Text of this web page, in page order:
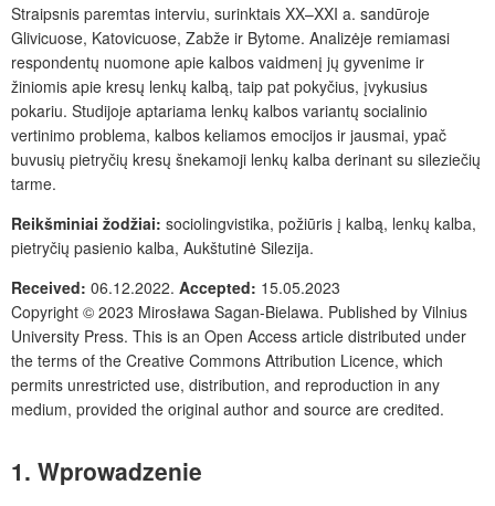
Straipsnis paremtas interviu, surinktais XX–XXI a. sandūroje
Glivicuose, Katovicuose, Zabže ir Bytome. Analizėje remiamasi
respondentų nuomone apie kalbos vaidmenį jų gyvenime ir
žiniomis apie kresų lenkų kalbą, taip pat pokyčius, įvykusius
pokariu. Studijoje aptariama lenkų kalbos variantų socialinio
vertinimo problema, kalbos keliamos emocijos ir jausmai, ypač
buvusių pietryčių kresų šnekamoji lenkų kalba derinant su sileziečių
tarme.
Reikšminiai žodžiai: sociolingvistika, požiūris į kalbą, lenkų kalba,
pietryčių pasienio kalba, Aukštutinė Silezija.
Received: 06.12.2022. Accepted: 15.05.2023
Copyright © 2023 Mirosława Sagan-Bielawa. Published by Vilnius
University Press. This is an Open Access article distributed under
the terms of the Creative Commons Attribution Licence, which
permits unrestricted use, distribution, and reproduction in any
medium, provided the original author and source are credited.
1. Wprowadzenie